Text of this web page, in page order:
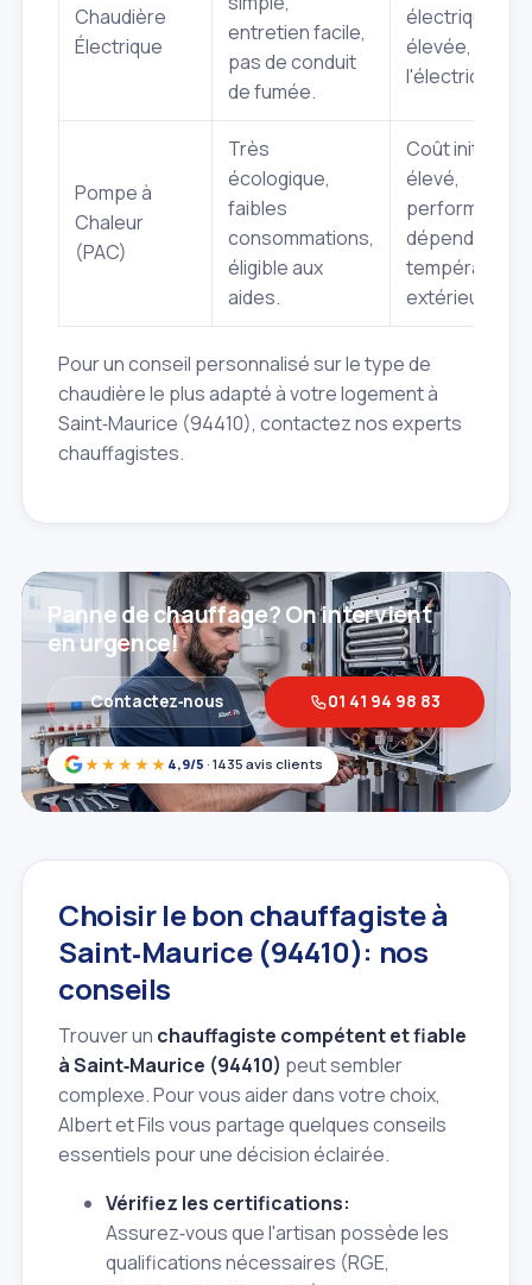
Chaudière
Électrique
entretien facile,
pas de conduit
de fumée.
électrique
élevée, coût
l'électricité.
Pompe à
Chaleur
(PAC)
Très
écologique,
faibles
consommations,
éligible aux
aides.
Coût initial
élevé,
performance
dépend de la
température
extérieure.
Pour un conseil personnalisé sur le type de
chaudière le plus adapté à votre logement à
Saint‑Maurice (94410), contactez nos experts
chauffagistes.
★★★★★ 4,9/5 · 1435 avis clients
Panne de chauffage? On intervient
en urgence!
Contactez‑nous 01 41 94 98 83
Choisir le bon chauffagiste à
Saint‑Maurice (94410): nos
conseils
Trouver un chauffagiste compétent et fiable
à Saint‑Maurice (94410) peut sembler
complexe. Pour vous aider dans votre choix,
Albert et Fils vous partage quelques conseils
essentiels pour une décision éclairée.
Vérifiez les certifications:
Assurez‑vous que l'artisan possède les
qualifications nécessaires (RGE,